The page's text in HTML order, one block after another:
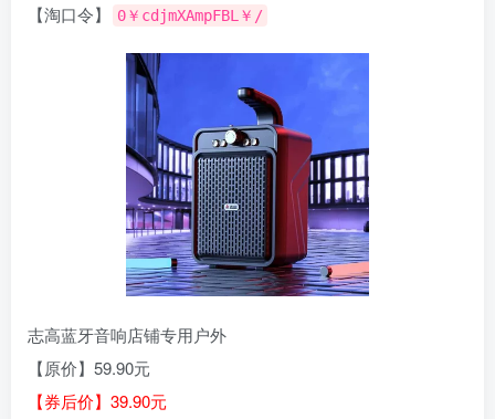
【淘口令】
0￥cdjmXAmpFBL￥/
志高蓝牙音响店铺专用户外
【原价】59.90元
【券后价】39.90元